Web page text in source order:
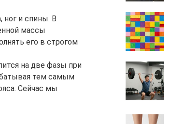
ног и спины. В
массы
его в строгом
на две фазы при
тем самым
Сейчас мы